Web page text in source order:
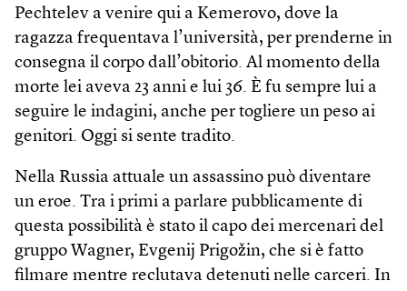
Pechtelev a venire qui a Kemerovo, dove la
ragazza frequentava l’università, per prenderne in
consegna il corpo dall’obitorio. Al momento della
morte lei aveva 23 anni e lui 36. È fu sempre lui a
seguire le indagini, anche per togliere un peso ai
genitori. Oggi si sente tradito.
Nella Russia attuale un assassino può diventare
un eroe. Tra i primi a parlare pubblicamente di
questa possibilità è stato il capo dei mercenari del
gruppo Wag­ner, Evgenij Prigožin, che si è fatto
filmare mentre reclutava detenuti nelle carceri. In